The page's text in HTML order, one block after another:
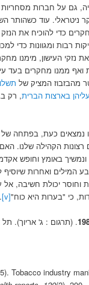
גם על חברות
ניטראלי. עוד כשהותר
כדי להוכיח את
רבות ומגוונות כדי
נזקי העישון, מימנו
ואף ממנו מחקרים בעד
מהבזבוז המציק של
בארצות הברית, רק
רצונות הקהילה שלנו.
באומץ וחופש
המילים ואחרות
וחוסר יכולת חשיבה, אל
כי "בערות היא כוח"[v]
.
. (תרגום : ג' אריוך).
Tobacco industry